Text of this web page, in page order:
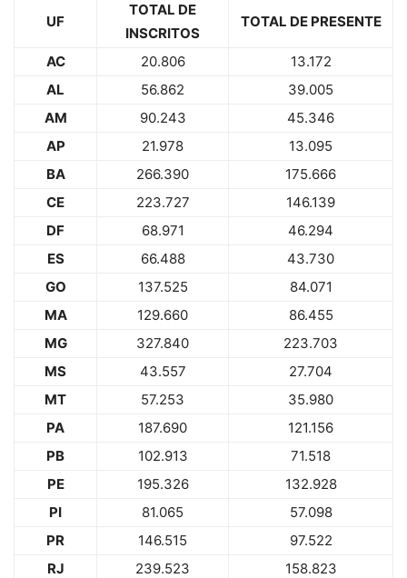
UF
TOTAL DE
INSCRITOS
TOTAL DE PRESENTE
AC 20.806
13.172
AL
56.862
39.005
AM
90.243
45.346
AP
21.978
13.095
BA
266.390
175.666
CE
223.727
146.139
DF
68.971
46.294
ES
66.488
43.730
GO
137.525
84.071
MA
129.660
86.455
MG
327.840
223.703
MS
43.557
27.704
MT
57.253
35.980
PA
187.690
121.156
PB
102.913
71.518
PE
195.326
132.928
PI
81.065
57.098
PR
146.515
97.522
RJ
239.523 158.823